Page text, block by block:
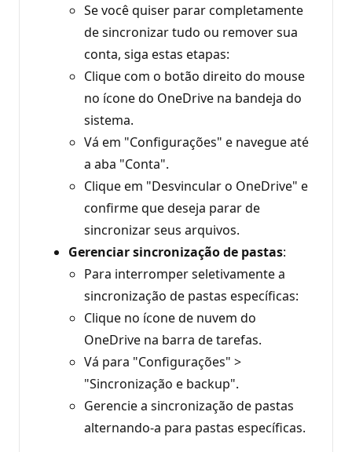
Se você quiser parar completamente
de sincronizar tudo ou remover sua
conta, siga estas etapas:
Clique com o botão direito do mouse
no ícone do OneDrive na bandeja do
sistema.
Vá em "Configurações" e navegue até
a aba "Conta".
Clique em "Desvincular o OneDrive" e
confirme que deseja parar de
sincronizar seus arquivos.
Gerenciar sincronização de pastas:
Para interromper seletivamente a
sincronização de pastas específicas:
Clique no ícone de nuvem do
OneDrive na barra de tarefas.
Vá para "Configurações" >
"Sincronização e backup".
Gerencie a sincronização de pastas
alternando-a para pastas específicas.